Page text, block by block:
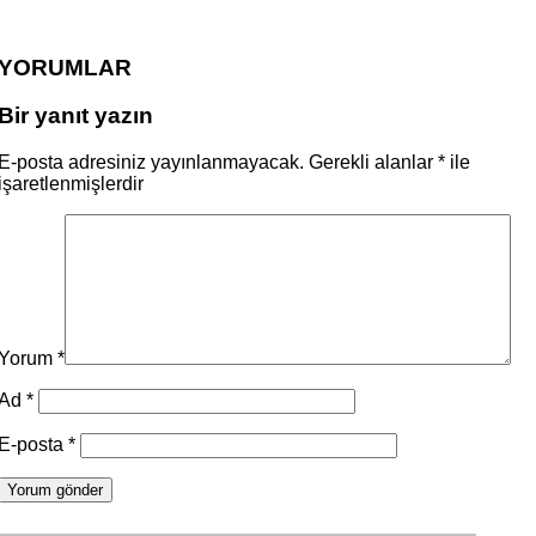
yanıt yazın
posta adresiniz yayınlanmayacak. Gerekli alanlar * ile
*
*
posta *